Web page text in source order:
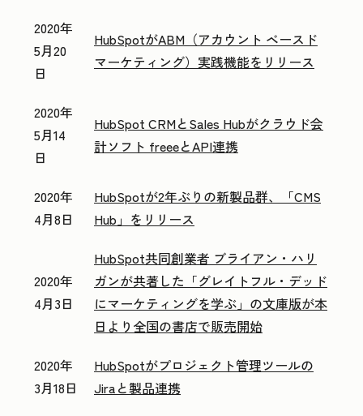
2020年
5月20
日
HubSpotがABM（アカウント ベースド
マーケティング）実践機能をリリース
2020年
5月14
日
HubSpot CRMとSales Hubがクラウド会
計ソフト freeeとAPI連携
2020年
4月8日
HubSpotが2年ぶりの新製品群、「CMS
Hub」をリリース
2020年
4月3日
HubSpot共同創業者 ブライアン・ハリ
ガンが共著した「グレイトフル・デッド
にマーケティングを学ぶ」の文庫版が本
日より全国の書店で販売開始
2020年
3月18日
HubSpotがプロジェクト管理ツールの
Jiraと製品連携